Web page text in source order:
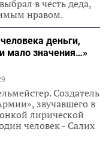
в честь деда,
нравом.
деньги,
мало значения…»
Создатель
звучавшего в
лирической
человек - Салих